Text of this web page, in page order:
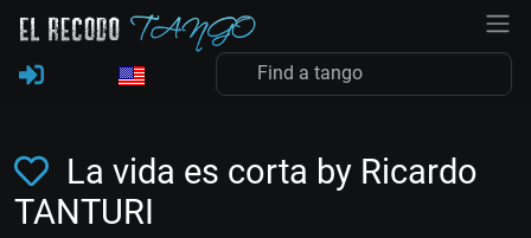
La vida es corta by Ricardo
TANTURI